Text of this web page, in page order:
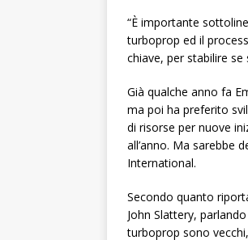
“È importante
turboprop ed il
chiave, per stabilire
Già qualche anno fa
ma poi ha preferito
di risorse per nuove
all’anno. Ma sarebbe
International.
Secondo quanto
John Slattery,
turboprop sono